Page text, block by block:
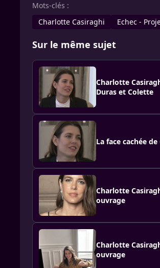
Mots-clés :
Charlotte Casiraghi
Echec -
Sur le même sujet
Charlotte
Duras et Colette
La face cachée
Charlotte
ouvrage
Charlotte
ouvrage